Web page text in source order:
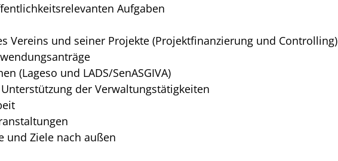
Aufgaben
Vereins und seiner Projekte (Projektfinanzierung und Controlling)
(Lageso und LADS/SenASGIVA)
der Verwaltungstätigkeiten
und Ziele nach außen